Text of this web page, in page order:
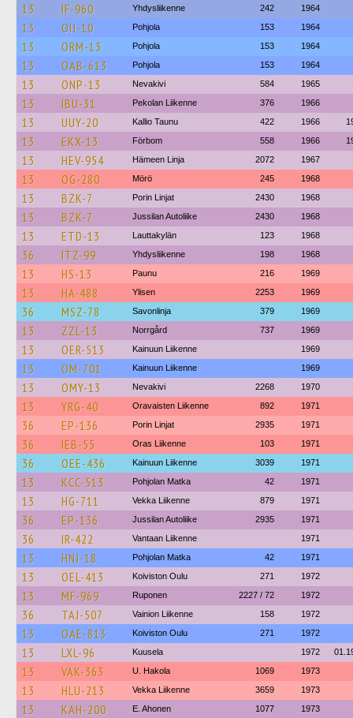
13 IF-960 Yhdysliikenne 242 1964
13 OIJ-10 Pohjola 153 1964
13 ORM-13 Pohjola 153 1964
13 OAB-613 Pohjola 153 1964
13 ONP-13 Nevakivi 584 1965
13 IBU-31 Pekolan Liikenne 376 1966
13 UUY-20 Kallio Taunu 422 1966
13 EKX-13 Förbom 558 1966
13 HEV-954 Hämeen Linja 2072 1967
13 OG-280 Mörö 245 1968
13 BZK-7 Porin Linjat 2430 1968
13 BZK-7 Jussilan Autoliike 2430 1968
13 ETD-13 Lauttakylän 123 1968
36 ITZ-99 Yhdysliikenne 198 1968
13 HS-13 Paunu 216 1969
13 HA-488 Ylisen 2253 1969
36 MSZ-78 Savonlinja 379 1969
13 ZZL-13 Norrgård 737 1969
13 OER-513 Kainuun Liikenne 1969
13 OM-701 Kainuun Liikenne 1969
13 OMY-13 Nevakivi 2268 1970
13 YRG-40 Oravaisten Liikenne 892 1971
36 EP-136 Porin Linjat 2935 1971
36 IEB-55 Oras Liikenne 103 1971
36 OEE-436 Kainuun Liikenne 3039 1971
13 KCC-513 Pohjolan Matka 42 1971
13 HG-711 Vekka Liikenne 879 1971
36 EP-136 Jussilan Autoliike 2935 1971
36 IR-422 Vantaan Liikenne 1971
13 HNJ-18 Pohjolan Matka 42 1971
13 OEL-413 Koiviston Oulu 271 1972
13 MF-969 Ruponen 2227 / 72 1972
36 TAJ-507 Vainion Liikenne 158 1972
13 OAE-813 Koiviston Oulu 271 1972
13 LXL-96 Kuusela 1972
13 VAK-363 U. Hakola 1069 1973
13 HLU-213 Vekka Liikenne 3659 1973
13 KAH-200 E. Ahonen 1077 1973